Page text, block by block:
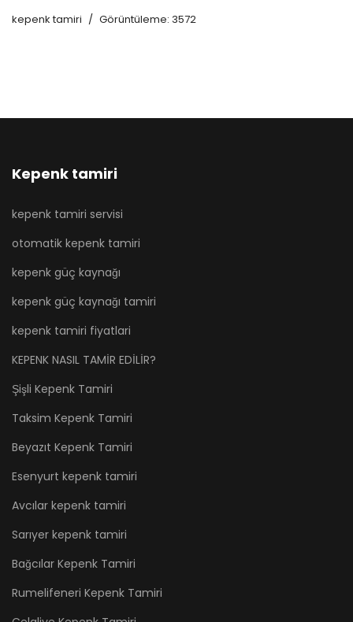
kepenk tamiri Görüntüleme: 3572
Kepenk tamiri
kepenk tamiri servisi
otomatik kepenk tamiri
kepenk güç kaynağı
kepenk güç kaynağı tamiri
kepenk tamiri fiyatlari
KEPENK NASIL TAMİR EDİLİR?
Şişli Kepenk Tamiri
Taksim Kepenk Tamiri
Beyazıt Kepenk Tamiri
Esenyurt kepenk tamiri
Avcılar kepenk tamiri
Sarıyer kepenk tamiri
Bağcılar Kepenk Tamiri
Rumelifeneri Kepenk Tamiri